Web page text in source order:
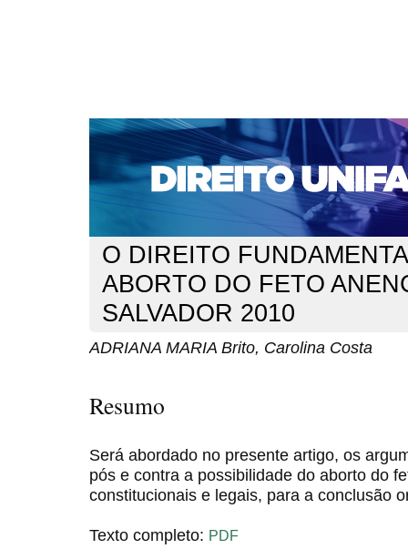
CAPA SOBRE ACESSO CADASTRO
NOTÍCIAS
EDIÇÕES DE Nº 1 A 100 WEBMAIL
Capa>n. 127 (2011) > Brito
O DIREITO
ABORTO DO FETO
SALVADOR 2010
ADRIANA MARIA Brito, Carolina Costa
Resumo
Será abordado no presente artigo, os
pós e contra a possibilidade do aborto do
constitucionais e legais, para a conclusão
Texto completo: PDF